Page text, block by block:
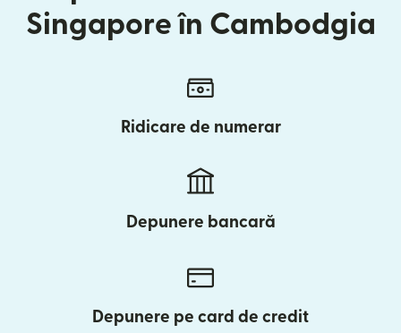
Singapore în Cambodgia
Ridicare de numerar
Depunere bancară
Depunere pe card de credit